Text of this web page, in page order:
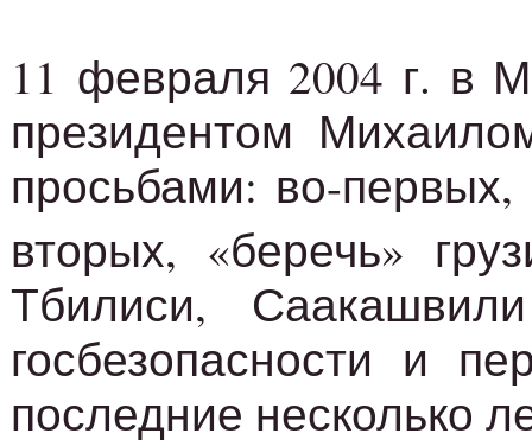
11 февраля 2004 г. в
президентом
просьбами: во-
вторых, «беречь»
Тбилиси,
госбезопасности и
последние несколько